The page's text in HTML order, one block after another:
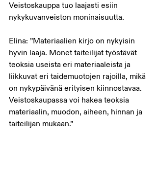
Veistoskauppa tuo laajasti esiin
nykykuvanveiston moninaisuutta.
Elina: ”Materiaalien kirjo on nykyisin
hyvin laaja. Monet taiteilijat työstävät
teoksia useista eri materiaaleista ja
liikkuvat eri taidemuotojen rajoilla, mikä
on nykypäivänä erityisen kiinnostavaa.
Veistoskaupassa voi hakea teoksia
materiaalin, muodon, aiheen, hinnan ja
taiteilijan mukaan.”